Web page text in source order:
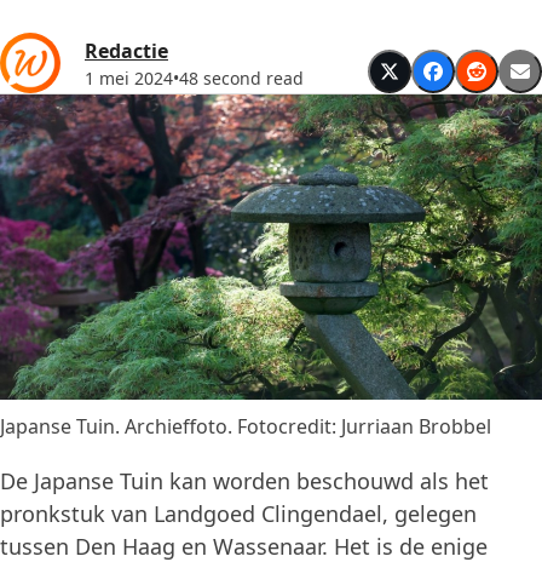
Redactie
1 mei 2024•48 second read
Japanse Tuin. Archieffoto. Fotocredit: Jurriaan Brobbel
De Japanse Tuin kan worden beschouwd als het
pronkstuk van Landgoed Clingendael, gelegen
tussen Den Haag en Wassenaar. Het is de enige